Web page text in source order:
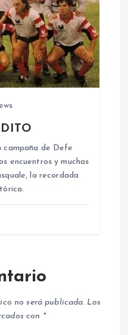
campaña de Defe
encuentros y muchas
la recordada
no será publicada. Los
con *